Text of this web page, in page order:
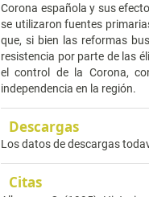
Corona española y sus
se utilizaron fuentes
que, si bien las reformas
resistencia por parte de las
el control de la Corona,
independencia en la región.
Descargas
Los datos de descargas
Citas